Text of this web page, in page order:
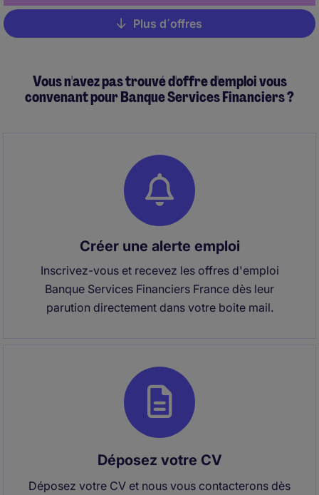
Pagination
Plus d´offres
Vous n'avez pas trouvé d'offre d'emploi vous
convenant pour Banque Services Financiers ?
Créer une alerte emploi
Inscrivez-vous et recevez les offres d'emploi
Banque Services Financiers France dès leur
parution directement dans votre boite mail.
Déposez votre CV
Déposez votre CV et nous vous contacterons dès